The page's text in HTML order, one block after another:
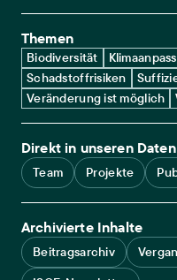
Themen
Biodiversität
Schadstoffrisiken
Veränderung ist möglich
Direkt in unseren
Team Projekte
Archivierte Inhalte
Beitragsarchiv